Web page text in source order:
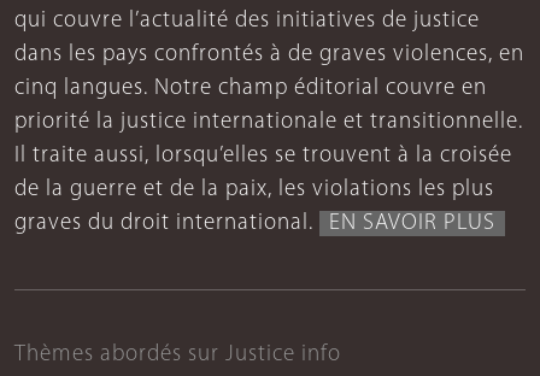
qui couvre l’actualité des initiatives de justice
dans les pays confrontés à de graves violences, en
cinq langues. Notre champ éditorial couvre en
priorité la justice internationale et transitionnelle.
Il traite aussi, lorsqu’elles se trouvent à la croisée
de la guerre et de la paix, les violations les plus
graves du droit international.
EN SAVOIR PLUS
Thèmes abordés sur Justice info